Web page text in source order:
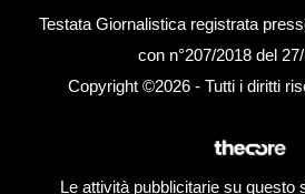
Testata Giornalistica registrata
con n°207/2018 del
Copyright ©2026 - Tutti i diritti
Le attività pubblicitarie su questo